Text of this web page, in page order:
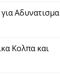
Αδυνατισμα
Κολπα και